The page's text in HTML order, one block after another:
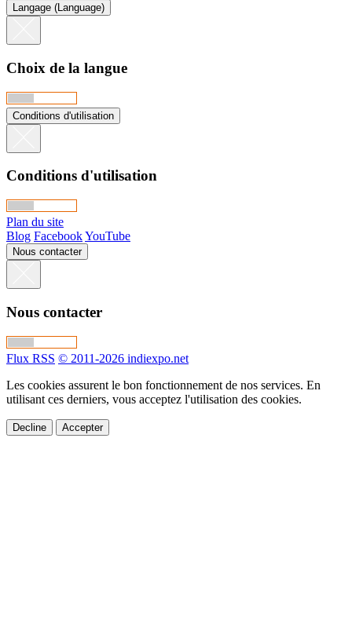
Langage (Language)
Choix de la langue
Conditions d'utilisation
Conditions d'utilisation
Plan du site
Blog FacebookYouTube
Nous contacter
Nous contacter
Flux RSS © 2011-2026 indiexpo.net
Les cookies assurent le bon fonctionnement de nos services. En
utilisant ces derniers, vous acceptez l'utilisation des cookies.
Decline Accepter